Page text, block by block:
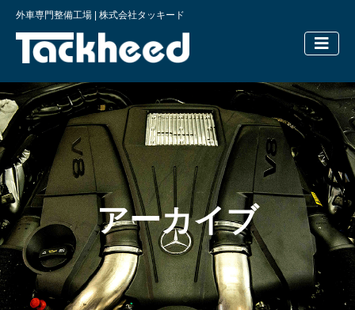
外車専門整備工場 | 株式会社タッキード
横浜の外
アーカイブ